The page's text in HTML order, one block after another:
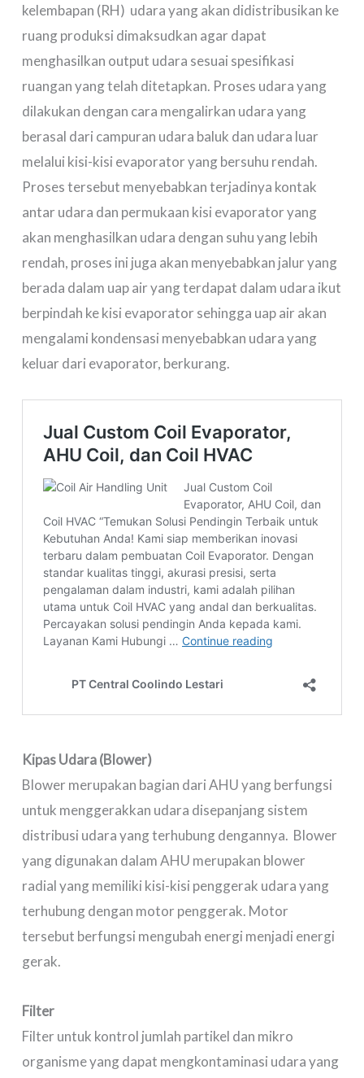
kelembapan (RH) udara yang akan didistribusikan ke
ruang produksi dimaksudkan agar dapat
menghasilkan output udara sesuai spesifikasi
ruangan yang telah ditetapkan. Proses udara yang
dilakukan dengan cara mengalirkan udara yang
berasal dari campuran udara baluk dan udara luar
melalui kisi-kisi evaporator yang bersuhu rendah.
Proses tersebut menyebabkan terjadinya kontak
antar udara dan permukaan kisi evaporator yang
akan menghasilkan udara dengan suhu yang lebih
rendah, proses ini juga akan menyebabkan jalur yang
berada dalam uap air yang terdapat dalam udara ikut
berpindah ke kisi evaporator sehingga uap air akan
mengalami kondensasi menyebabkan udara yang
keluar dari evaporator, berkurang.
Kipas Udara (Blower)
Blower merupakan bagian dari AHU yang berfungsi
untuk menggerakkan udara disepanjang sistem
distribusi udara yang terhubung dengannya. Blower
yang digunakan dalam AHU merupakan blower
radial yang memiliki kisi-kisi penggerak udara yang
terhubung dengan motor penggerak. Motor
tersebut berfungsi mengubah energi menjadi energi
gerak.
Filter
Filter untuk kontrol jumlah partikel dan mikro
organisme yang dapat mengkontaminasi udara yang